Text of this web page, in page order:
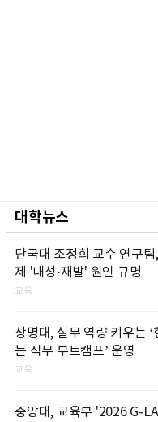
대학뉴스
단국대 조정희 교수 연구
제 '내성·재발' 원인 규명
교육
상명대, 실무 역량 키우는
는 직무 부트캠프’ 운영
교육
중앙대, 교육부 '2026 G-